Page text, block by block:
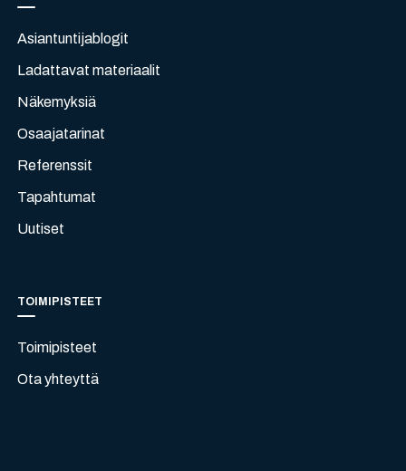
Asiantuntijablogit
Ladattavat materiaalit
Näkemyksiä
Osaajatarinat
Referenssit
Tapahtumat
Uutiset
TOIMIPISTEET
Toimipisteet
Ota yhteyttä